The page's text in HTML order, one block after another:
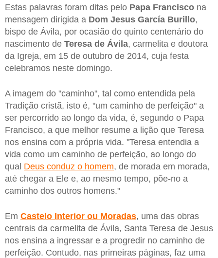
Estas palavras foram ditas pelo Papa Francisco na
mensagem dirigida a Dom Jesus García Burillo,
bispo de Ávila, por ocasião do quinto centenário do
nascimento de Teresa de Ávila, carmelita e doutora
da Igreja, em 15 de outubro de 2014, cuja festa
celebramos neste domingo.
A imagem do "caminho", tal como entendida pela
Tradição cristã, isto é, "um caminho de perfeição" a
ser percorrido ao longo da vida, é, segundo o Papa
Francisco, a que melhor resume a lição que Teresa
nos ensina com a própria vida. "Teresa entendia a
vida como um caminho de perfeição, ao longo do
qual Deus conduz o homem, de morada em morada,
até chegar a Ele e, ao mesmo tempo, põe-no a
caminho dos outros homens."
Em Castelo Interior ou Moradas, uma das obras
centrais da carmelita de Ávila, Santa Teresa de Jesus
nos ensina a ingressar e a progredir no caminho de
perfeição. Contudo, nas primeiras páginas, faz uma